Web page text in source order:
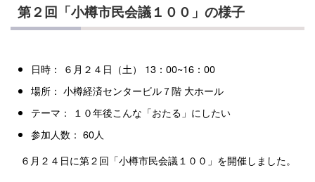
第２回「小樽市民会議１００」の様子
日時： ６月２４日（土） 13：00~16：00
場所： 小樽経済センタービル７階 大ホール
テーマ： １０年後こんな「おたる」にしたい
参加人数： 60人
６月２４日に第２回「小樽市民会議１００」を開催しました。